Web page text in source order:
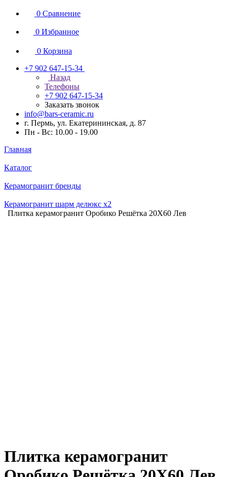
0 Сравнение
0 Избранное
0 Корзина
+7 902 647-15-34
Назад
Телефоны
+7 902 647-15-34
Заказать звонок
info@bars-ceramic.ru
г. Пермь, ул. Екатерининская, д. 87
Пн - Вс: 10.00 - 19.00
Главная
Каталог
Керамогранит бренды
Керамогранит шарм делюкс x2
Плитка керамогранит Оробико Решётка 20X60 Лев
Плитка керамогранит